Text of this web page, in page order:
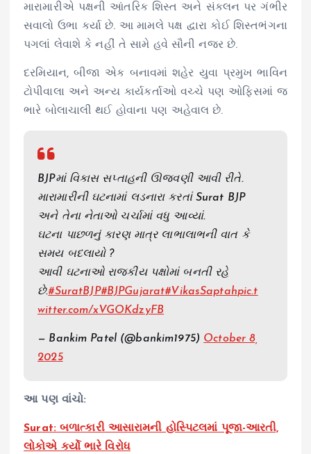
મારામારીએ પક્ષની આંતરિક શિસ્ત અને સંકલન પર ગંભીર
સવાલો ઉભા કર્યા છે. આ મામલે પક્ષ દ્વારા કોઈ શિસ્તભંગના
પગલાં લેવાશે કે નહીં તે સામે હવે સૌની નજર છે.
દરમિયાન, બીજા એક બનાવમાં શહેર યુવા પ્રમુખ ભાવિન
ટોપીવાલા અને અન્ય કાર્યકર્તાઓ વચ્ચે પણ ઓફિસમાં જ
ભારે બોલાચાલી થઈ હોવાના પણ અહેવાલ છે.
BJPમાં વિકાસ સપ્તાહની ઊજવણી આવી રીતે.
મારામારીની ઘટનામાં લડનારા કરતાં Surat BJP
અને તેના નેતાઓ ચર્ચામાં વધુ આવ્યાં.
ઘટના પાછળનું કારણ માત્ર લાભાલાભની વાત કે
સમય બદલાયો ?
આવી ઘટનાઓ રાજકીય પક્ષોમાં બનતી રહે
છે.#SuratBJP#BJPGujarat#VikasSaptahpic.t
witter.com/xVGOKdzyFB
— Bankim Patel (@bankim1975) October 8,
2025
આ પણ વાંચો:
Surat: બળાત્કારી આસારામની હોસ્પિટલમાં પૂજા-આરતી,
લોકોએ કર્યો ભારે વિરોધ